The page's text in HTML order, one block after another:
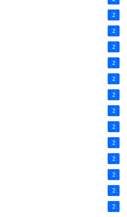
2
2
2
2
2
2
2
2
2
2
2
2
2